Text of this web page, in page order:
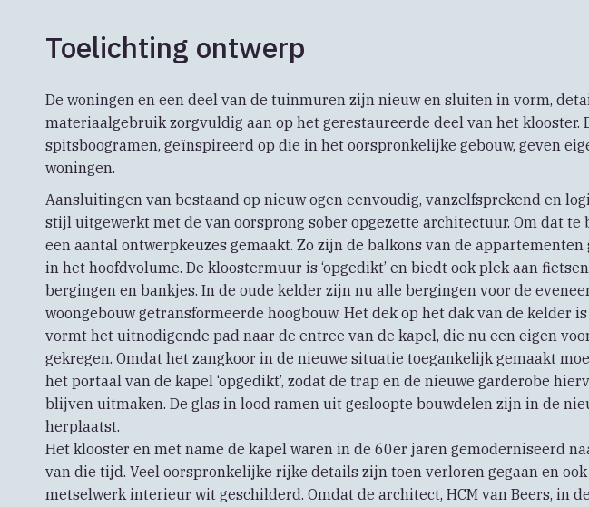
Toelichting ontwerp
De woningen en een deel van de tuinmuren zijn nieuw en sluiten in vorm,
materiaalgebruik zorgvuldig aan op het gerestaureerde deel van het klooster.
spitsboogramen, geïnspireerd op die in het oorspronkelijke gebouw, geven
woningen.
Aansluitingen van bestaand op nieuw ogen eenvoudig, vanzelfsprekend en
stijl uitgewerkt met de van oorsprong sober opgezette architectuur. Om dat te
een aantal ontwerpkeuzes gemaakt. Zo zijn de balkons van de
in het hoofdvolume. De kloostermuur is ‘opgedikt’ en biedt ook plek aan
bergingen en bankjes. In de oude kelder zijn nu alle bergingen voor de
woongebouw getransformeerde hoogbouw. Het dek op het dak van de kelder is
vormt het uitnodigende pad naar de entree van de kapel, die nu een eigen
gekregen. Omdat het zangkoor in de nieuwe situatie toegankelijk gemaakt
het portaal van de kapel ‘opgedikt’, zodat de trap en de nieuwe garderobe
blijven uitmaken. De glas in lood ramen uit gesloopte bouwdelen zijn in de
herplaatst.
Het klooster en met name de kapel waren in de 60er jaren gemoderniseerd
van die tijd. Veel oorspronkelijke rijke details zijn toen verloren gegaan en
metselwerk interieur wit geschilderd. Omdat de architect, HCM van Beers, in